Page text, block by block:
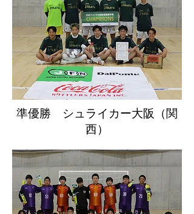
準優勝 シュライカー大阪（関
西）